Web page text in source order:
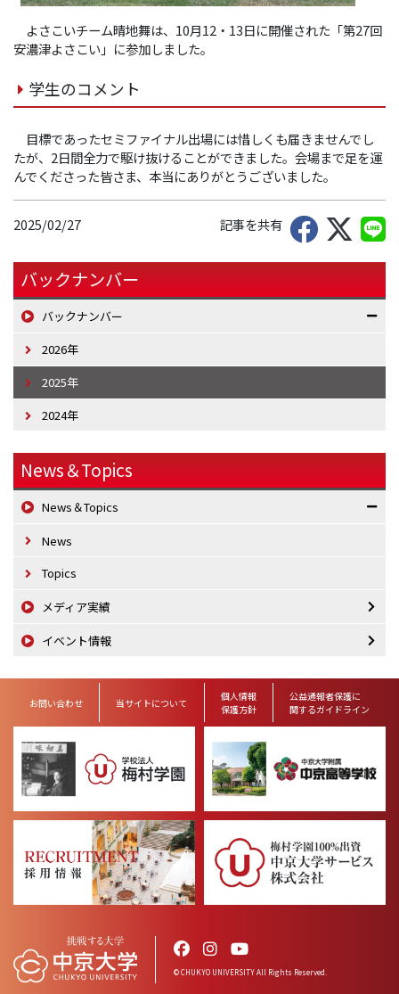
よさこいチーム晴地舞は、10月12・13日に開催された「第27回
安濃津よさこい」に参加しました。
学生のコメント
目標であったセミファイナル出場には惜しくも届きませんでし
たが、2日間全力で駆け抜けることができました。会場まで足を運
んでくださった皆さま、本当にありがとうございました。
2025/02/27 記事を共有
バックナンバー
バックナンバー
2026年
2025年
2024年
News＆Topics
News＆Topics
News
Topics
メディア実績
イベント情報
お問い合わせ 当サイトについて
個人情報
保護方針
公益通報者保護に
関するガイドライン
© CHUKYO UNIVERSITY All Rights Reserved.